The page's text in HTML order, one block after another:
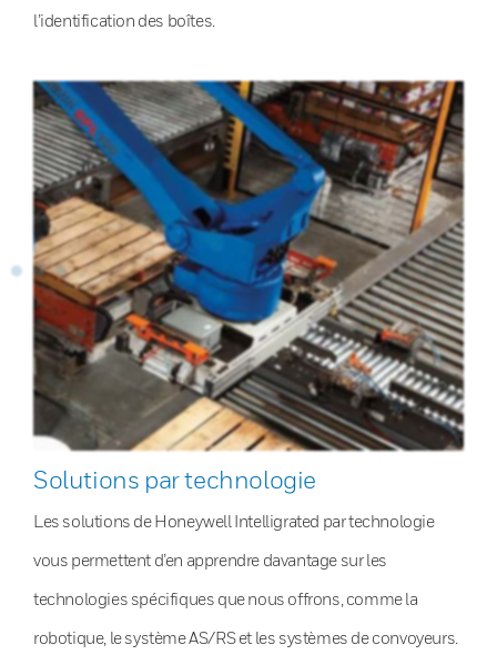
l’identification des boîtes.
Solutions par technologie
Les solutions de Honeywell Intelligrated par technologie
vous permettent d’en apprendre davantage sur les
technologies spécifiques que nous offrons, comme la
robotique, le système AS/RS et les systèmes de convoyeurs.